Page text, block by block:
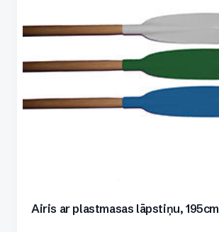
Airis ar plastmasas lāpstiņu, 195cm